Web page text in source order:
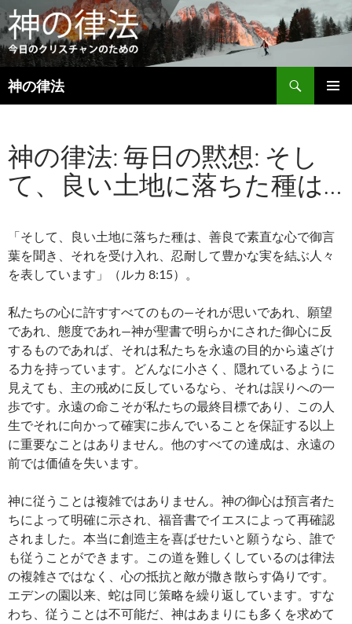
神の律法
検
索
ン
ツ
へ
ッ
プ
神の律法: 毎日の黙想: そし
て、良い土地に落ちた種は…
「そして、良い土地に落ちた種は、善良で素直な心で御言
葉を聞き、それを受け入れ、忍耐して豊かな実を結ぶ人々
を表しています」（ルカ 8:15）。
私たちの心に許すすべてのもの—それが思いであれ、願望
であれ、態度であれ—神が聖書で明らかにされた御心に反
するものであれば、それは私たちを永遠の目的から遠ざけ
る力を持っています。どんなに小さく、隠れているように
見えても、主の戒めに反しているなら、それは誤りへの一
歩です。永遠の命こそが私たちの最終目標であり、この人
生でそれに向かって確実に歩んでいることを保証する以上
に重要なことはありません。他のすべての達成は、永遠の
前では価値を失います。
神に従うことは複雑ではありません。神の御心は預言者た
ちによって明確に示され、福音書でイエスによって再確認
されました。本当に創造主を喜ばせたいと願うなら、誰で
も従うことができます。この道を難しくしているのは律法
の複雑さではなく、心の抵抗と敵が撒き散らす偽りです。
エデンの園以来、蛇は同じ策略を繰り返しています。すな
わち、従うことは不可能だ、神はあまりにも多くを求めて